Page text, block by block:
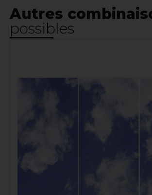
Autres
possibles